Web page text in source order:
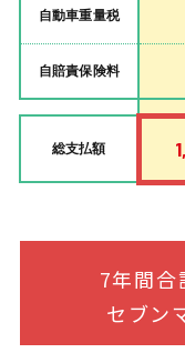
自動車重量税
自賠責保険料
総支払額
7年間合
セブン